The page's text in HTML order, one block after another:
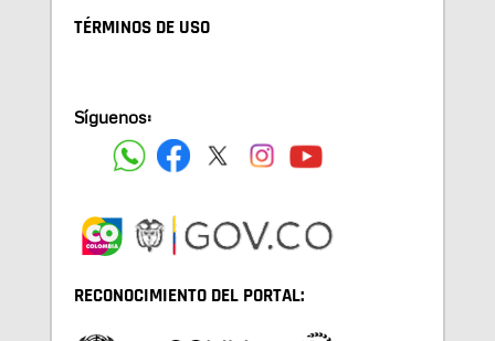
TÉRMINOS DE USO
Síguenos:
RECONOCIMIENTO DEL PORTAL: